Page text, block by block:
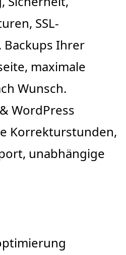
SSL-
Backups Ihrer
maximale
Wunsch.
WordPress
Korrekturstunden,
unabhängige